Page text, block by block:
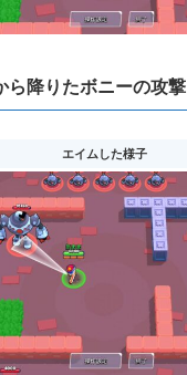
降りたボニーの攻撃
エイムした様子